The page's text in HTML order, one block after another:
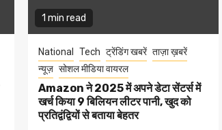
1 min read
National Tech ट्रेंडिंग खबरें ताज़ा ख़बरें
न्यूज़ सोशल मीडिया वायरल
Amazon ने 2025 में अपने डेटा सेंटर्स में
खर्च किया 9 बिलियन लीटर पानी, खुद को
प्रतिद्वंद्वियों से बताया बेहतर